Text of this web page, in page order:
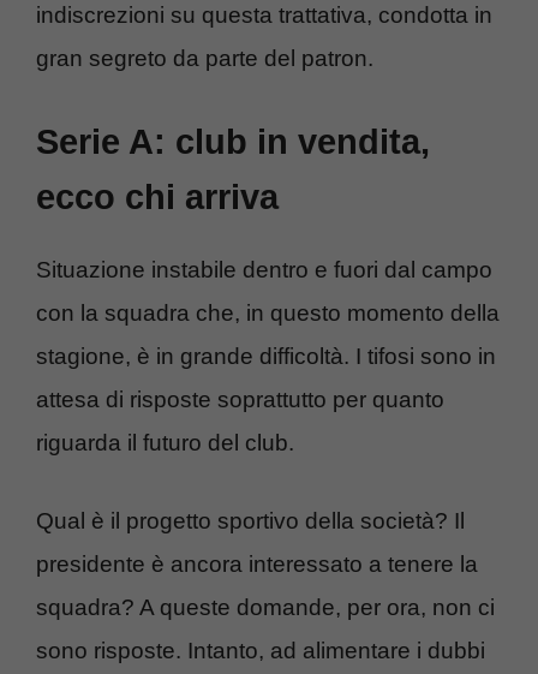
indiscrezioni su questa trattativa, condotta in
gran segreto da parte del patron.
Serie A: club in vendita,
ecco chi arriva
Situazione instabile dentro e fuori dal campo
con la squadra che, in questo momento della
stagione, è in grande difficoltà. I tifosi sono in
attesa di risposte soprattutto per quanto
riguarda il futuro del club.
Qual è il progetto sportivo della società? Il
presidente è ancora interessato a tenere la
squadra? A queste domande, per ora, non ci
sono risposte. Intanto, ad alimentare i dubbi